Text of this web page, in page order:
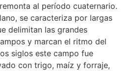
al período cuaternario.
se caracteriza por largas
delimitan las grandes
y marcan el ritmo del
siglos este campo fue
con trigo, maíz y forraje,